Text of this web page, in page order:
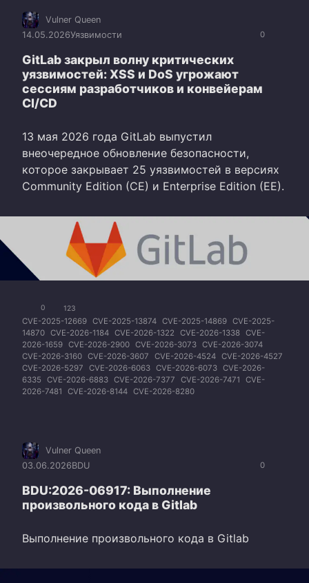
0
Vulner Queen
14.05.2026Уязвимости
GitLab закрыл волну критических
уязвимостей: XSS и DoS угрожают
сессиям разработчиков и конвейерам
CI/CD
13 мая 2026 года GitLab выпустил
внеочередное обновление безопасности,
которое закрывает 25 уязвимостей в версиях
Community Edition (CE) и Enterprise Edition (EE).
0 123
CVE-2025-12669 CVE-2025-13874 CVE-2025-14869 CVE-2025-
14870 CVE-2026-1184 CVE-2026-1322 CVE-2026-1338 CVE-
2026-1659 CVE-2026-2900 CVE-2026-3073 CVE-2026-3074
CVE-2026-3160 CVE-2026-3607 CVE-2026-4524 CVE-2026-4527
CVE-2026-5297
CVE-2026-6063 CVE-2026-6073 CVE-2026-
6335
CVE-2026-6883 CVE-2026-7377 CVE-2026-7471
CVE-
2026-7481
CVE-2026-8144 CVE-2026-8280
0
Vulner Queen
03.06.2026BDU
BDU:2026-06917: Выполнение
произвольного кода в Gitlab
Выполнение произвольного кода в Gitlab